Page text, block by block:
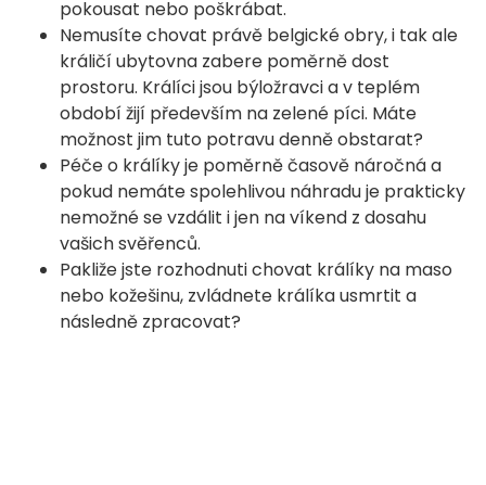
pokousat nebo poškrábat.
Nemusíte chovat právě belgické obry, i tak ale
králičí ubytovna zabere poměrně dost
prostoru. Králíci jsou býložravci a v teplém
období žijí především na zelené píci. Máte
možnost jim tuto potravu denně obstarat?
Péče o králíky je poměrně časově náročná a
pokud nemáte spolehlivou náhradu je prakticky
nemožné se vzdálit i jen na víkend z dosahu
vašich svěřenců.
Pakliže jste rozhodnuti chovat králíky na maso
nebo kožešinu, zvládnete králíka usmrtit a
následně zpracovat?